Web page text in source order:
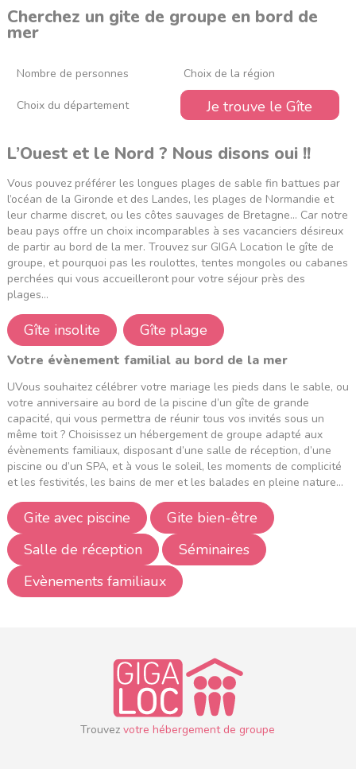
Cherchez un gite de groupe en bord de
mer
Je trouve le Gîte
L’Ouest et le Nord ? Nous disons oui !!
Vous pouvez préférer les longues plages de sable fin battues par
l’océan de la Gironde et des Landes, les plages de Normandie et
leur charme discret, ou les côtes sauvages de Bretagne… Car notre
beau pays offre un choix incomparables à ses vacanciers désireux
de partir au bord de la mer. Trouvez sur GIGA Location le gîte de
groupe, et pourquoi pas les roulottes, tentes mongoles ou cabanes
perchées qui vous accueilleront pour votre séjour près des
plages…
Gîte insolite Gîte plage
Votre évènement familial au bord de la mer
UVous souhaitez célébrer votre mariage les pieds dans le sable, ou
votre anniversaire au bord de la piscine d’un gîte de grande
capacité, qui vous permettra de réunir tous vos invités sous un
même toit ? Choisissez un hébergement de groupe adapté aux
évènements familiaux, disposant d’une salle de réception, d’une
piscine ou d’un SPA, et à vous le soleil, les moments de complicité
et les festivités, les bains de mer et les balades en pleine nature…
Gite avec piscine
Gite bien-être
Salle de réception
Séminaires
Evènements familiaux
Trouvez votre hébergement de groupe